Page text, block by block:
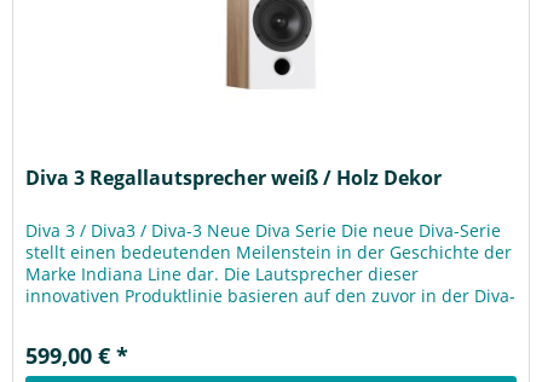
Diva 3 Regallautsprecher weiß / Holz Dekor
Diva 3 / Diva3 / Diva-3 Neue Diva Serie Die neue Diva-Serie
stellt einen bedeutenden Meilenstein in der Geschichte der
Marke Indiana Line dar. Die Lautsprecher dieser
innovativen Produktlinie basieren auf den zuvor in der Diva-
599,00 € *